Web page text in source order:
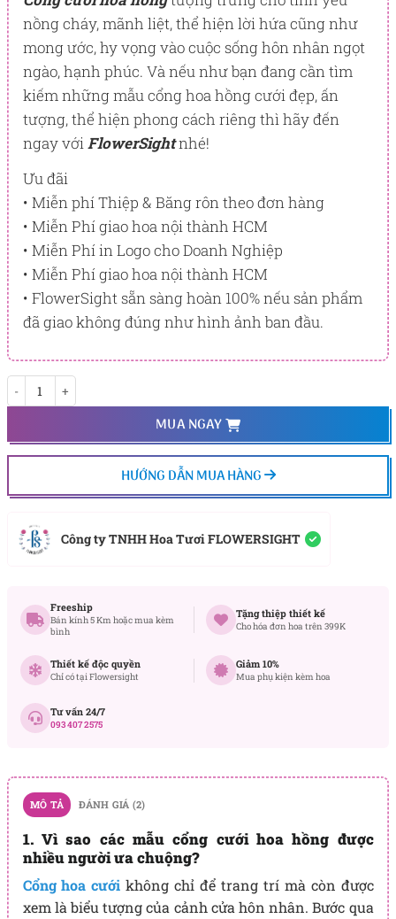
BẠCH KIM
PointSight có giá trị dùng để trừ trực tiếp vào đơn hàng hoặc
đổi quà tặng ưu đãi tại Flowersight.
Đăng nhậphoặcĐăng kýngay để kiểm tra mức tích lũy
chính xác nhất dành cho bạn.
nồng cháy, mãnh liệt, thể hiện lời hứa cũng như
mong ước, hy vọng vào cuộc sống hôn nhân ngọt
ngào, hạnh phúc. Và nếu như bạn đang cần tìm
kiếm những mẫu cổng hoa hồng cưới đẹp, ấn
tượng, thể hiện phong cách riêng thì hãy đến
ngay với FlowerSightnhé!
Ưu đãi
• Miễn phí Thiệp & Băng rôn theo đơn hàng
• Miễn Phí giao hoa nội thành HCM
• Miễn Phí in Logo cho Doanh Nghiệp
• Miễn Phí giao hoa nội thành HCM
• FlowerSight sẵn sàng hoàn 100% nếu sản phẩm
đã giao không đúng như hình ảnh ban đầu.
MUA NGAY
HƯỚNG DẪN MUA HÀNG
Công ty TNHH Hoa Tươi FLOWERSIGHT
Freeship
Bán kính 5 Km hoặc mua kèm
bình
Tặng thiệp thiết kế
Cho hóa đơn hoa trên 399K
Thiết kế độc quyền
Chỉ có tại Flowersight
Giảm 10%
Mua phụ kiện kèm hoa
Tư vấn 24/7
093 407 2575
MÔ TẢ ĐÁNH GIÁ (2)
1. Vì sao các mẫu cổng cưới hoa hồng được
nhiều người ưa chuộng?
Cổng hoa cưới không chỉ để trang trí mà còn được
xem là biểu tượng của cảnh cửa hôn nhân. Bước qua